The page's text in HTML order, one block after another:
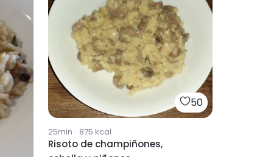
50
25min · 875 kcal
Risoto de champiñones,